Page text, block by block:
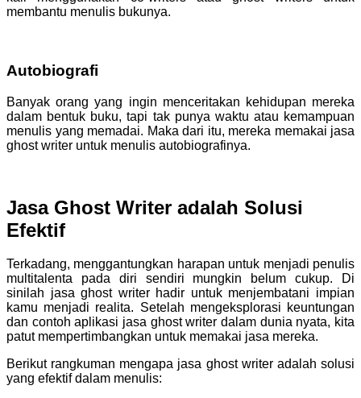
membantu menulis bukunya.
Autobiografi
Banyak orang yang ingin menceritakan kehidupan mereka
dalam bentuk buku, tapi tak punya waktu atau kemampuan
menulis yang memadai. Maka dari itu, mereka memakai jasa
ghost writer untuk menulis autobiografinya.
Jasa Ghost Writer adalah Solusi
Efektif
Terkadang, menggantungkan harapan untuk menjadi penulis
multitalenta pada diri sendiri mungkin belum cukup. Di
sinilah jasa ghost writer hadir untuk menjembatani impian
kamu menjadi realita. Setelah mengeksplorasi keuntungan
dan contoh aplikasi jasa ghost writer dalam dunia nyata, kita
patut mempertimbangkan untuk memakai jasa mereka.
Berikut rangkuman mengapa jasa ghost writer adalah solusi
yang efektif dalam menulis: